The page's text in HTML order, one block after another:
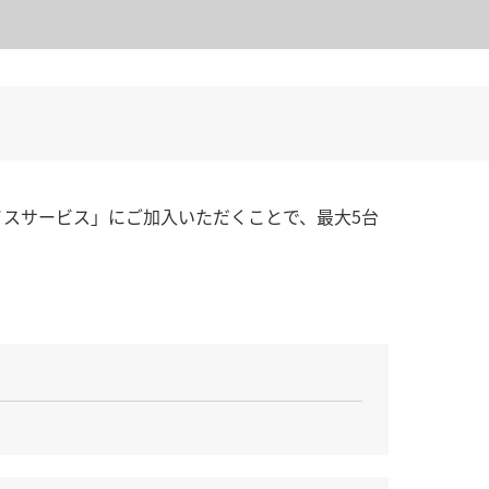
サービス」にご加入いただくことで、最大5台